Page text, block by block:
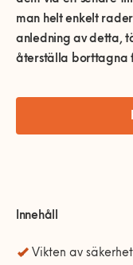
Vanliga frågor
Var finns vi?
KEYTO Group
Våra partner
Bolag med
man helt enkelt
anledning av detta,
återställa borttagna
Innehåll
Vikten av